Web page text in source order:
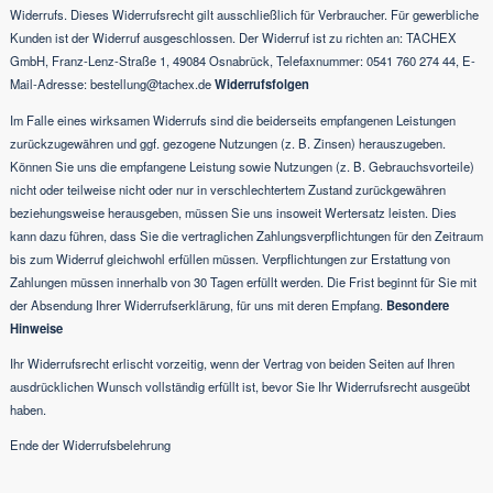
Widerrufs. Dieses Widerrufsrecht gilt ausschließlich für Verbraucher. Für gewerbliche
Kunden ist der Widerruf ausgeschlossen. Der Widerruf ist zu richten an: TACHEX
GmbH, Franz-Lenz-Straße 1, 49084 Osnabrück, Telefaxnummer: 0541 760 274 44, E-
Mail-Adresse: bestellung@tachex.deWiderrufsfolgen
Im Falle eines wirksamen Widerrufs sind die beiderseits empfangenen Leistungen
zurückzugewähren und ggf. gezogene Nutzungen (z. B. Zinsen) herauszugeben.
Können Sie uns die empfangene Leistung sowie Nutzungen (z. B. Gebrauchsvorteile)
nicht oder teilweise nicht oder nur in verschlechtertem Zustand zurückgewähren
beziehungsweise herausgeben, müssen Sie uns insoweit Wertersatz leisten. Dies
kann dazu führen, dass Sie die vertraglichen Zahlungsverpflichtungen für den Zeitraum
bis zum Widerruf gleichwohl erfüllen müssen. Verpflichtungen zur Erstattung von
Zahlungen müssen innerhalb von 30 Tagen erfüllt werden. Die Frist beginnt für Sie mit
der Absendung Ihrer Widerrufserklärung, für uns mit deren Empfang. Besondere
Hinweise
Ihr Widerrufsrecht erlischt vorzeitig, wenn der Vertrag von beiden Seiten auf Ihren
ausdrücklichen Wunsch vollständig erfüllt ist, bevor Sie Ihr Widerrufsrecht ausgeübt
haben.
Ende der Widerrufsbelehrung